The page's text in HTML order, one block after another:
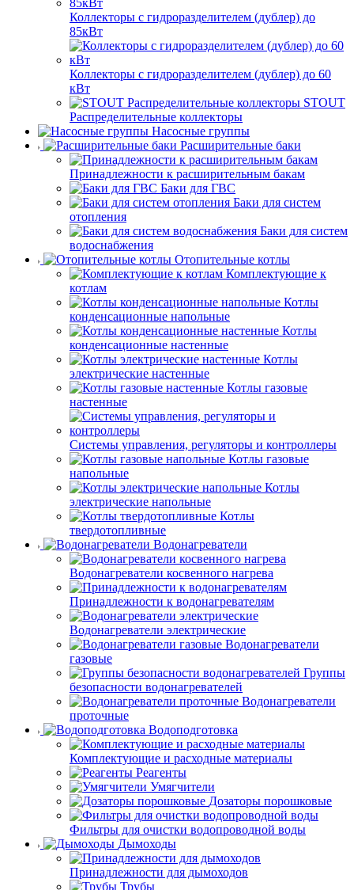
Коллекторы с гидроразделителем (дублер) до
85кВт
Коллекторы с гидроразделителем (дублер) до 60
кВт
STOUT
Распределительные коллекторы
Насосные группы
Расширительные баки
Принадлежности к расширительным бакам
Баки для ГВС
Баки для систем
отопления
Баки для систем
водоснабжения
Отопительные котлы
Комплектующие к
котлам
Котлы
конденсационные напольные
Котлы
конденсационные настенные
Котлы
электрические настенные
Котлы газовые
настенные
Системы управления, регуляторы и контроллеры
Котлы газовые
напольные
Котлы
электрические напольные
Котлы
твердотопливные
Водонагреватели
Водонагреватели косвенного нагрева
Принадлежности к водонагревателям
Водонагреватели электрические
Водонагреватели
газовые
Группы
безопасности водонагревателей
Водонагреватели
проточные
Водоподготовка
Комплектующие и расходные материалы
Реагенты
Умягчители
Дозаторы порошковые
Фильтры для очистки водопроводной воды
Дымоходы
Принадлежности для дымоходов
Трубы